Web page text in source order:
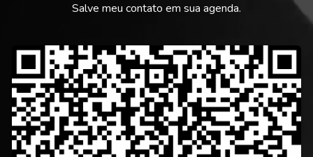
Salve meu contato em sua agenda.